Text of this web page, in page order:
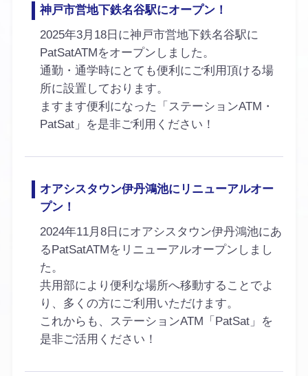
神戸市営地下鉄名谷駅にオープン！
2025年3月18日に神戸市営地下鉄名谷駅に
PatSatATMをオープンしました。
通勤・通学時にとても便利にご利用頂ける場
所に設置しております。
ますます便利になった「ステーションATM・
PatSat」を是非ご利用ください！
オアシスタウン伊丹鴻池にリニューアルオー
プン！
2024年11月8日にオアシスタウン伊丹鴻池にあ
るPatSatATMをリニューアルオープンしまし
た。
共用部により便利な場所へ移動することでよ
り、多くの方にご利用いただけます。
これからも、ステーションATM「PatSat」を
是非ご活用ください！